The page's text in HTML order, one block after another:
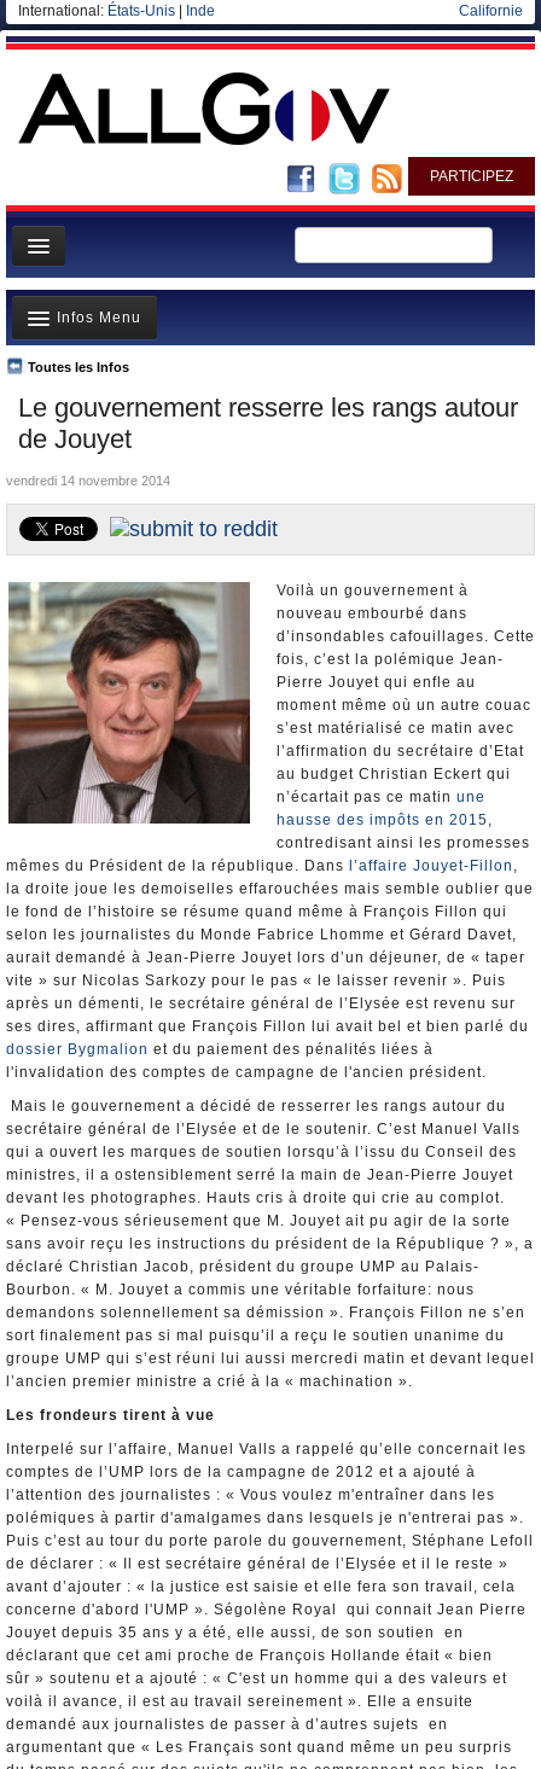
International: États-Unis Inde Californie
PARTICIPEZ
Page d'accueil
Infos
Gouvernement
Ministères/Directions
Blog
Elections européennes
Le gouvernement resserre les rangs autour
de Jouyet
Toutes les Infos
Infos Menu
A la Une
Polémiques
Où va l’argent?
La France et le Monde
Nominations et Démissions
Elections européennes
Infos insolites
vendredi 14 novembre 2014
Voilà un gouvernement à
nouveau embourbé dans
d’insondables cafouillages. Cette
fois, c’est la polémique Jean-
Pierre Jouyet qui enfle au
moment même où un autre couac
s’est matérialisé ce matin avec
l’affirmation du secrétaire d’Etat
au budget Christian Eckert qui
n’écartait pas ce matin une
hausse des impôts en 2015,
contredisant ainsi les promesses
mêmes du Président de la république. Dans
l’affaire Jouyet-Fillon ,
la droite joue les demoiselles effarouchées mais semble oublier que
le fond de l’histoire se résume quand même à François Fillon qui
selon les journalistes du Monde Fabrice Lhomme et Gérard Davet,
aurait demandé à Jean-Pierre Jouyet lors d’un déjeuner, de « taper
vite » sur Nicolas Sarkozy pour le pas « le laisser revenir ». Puis
après un démenti, le secrétaire général de l’Elysée est revenu sur
ses dires, affirmant que François Fillon lui avait bel et bien parlé du
dossier Bygmalion et du paiement des pénalités liées à
l'invalidation des comptes de campagne de l'ancien président.
Mais le gouvernement a décidé de resserrer les rangs autour du
secrétaire général de l’Elysée et de le soutenir. C’est Manuel Valls
qui a ouvert les marques de soutien lorsqu’à l’issu du Conseil des
ministres, il a ostensiblement serré la main de Jean-Pierre Jouyet
devant les photographes. Hauts cris à droite qui crie au complot.
« Pensez-vous sérieusement que M. Jouyet ait pu agir de la sorte
sans avoir reçu les instructions du président de la République ? », a
déclaré Christian Jacob, président du groupe UMP au Palais-
Bourbon. « M. Jouyet a commis une véritable forfaiture: nous
demandons solennellement sa démission ». François Fillon ne s’en
sort finalement pas si mal puisqu’il a reçu le soutien unanime du
groupe UMP qui s’est réuni lui aussi mercredi matin et devant lequel
l’ancien premier ministre a crié à la « machination ».
Les frondeurs tirent à vue
Interpelé sur l’affaire, Manuel Valls a rappelé qu’elle concernait les
comptes de l’UMP lors de la campagne de 2012 et a ajouté à
l’attention des journalistes : « Vous voulez m'entraîner dans les
polémiques à partir d'amalgames dans lesquels je n'entrerai pas ».
Puis c’est au tour du porte parole du gouvernement, Stéphane Lefoll
de déclarer : « Il est secrétaire général de l’Elysée et il le reste »
avant d’ajouter : « la justice est saisie et elle fera son travail, cela
concerne d'abord l'UMP ». Ségolène Royal qui connait Jean Pierre
Jouyet depuis 35 ans y a été, elle aussi, de son soutien en
déclarant que cet ami proche de François Hollande était « bien
sûr » soutenu et a ajouté : « C'est un homme qui a des valeurs et
voilà il avance, il est au travail sereinement ». Elle a ensuite
demandé aux journalistes de passer à d’autres sujets en
argumentant que « Les Français sont quand même un peu surpris